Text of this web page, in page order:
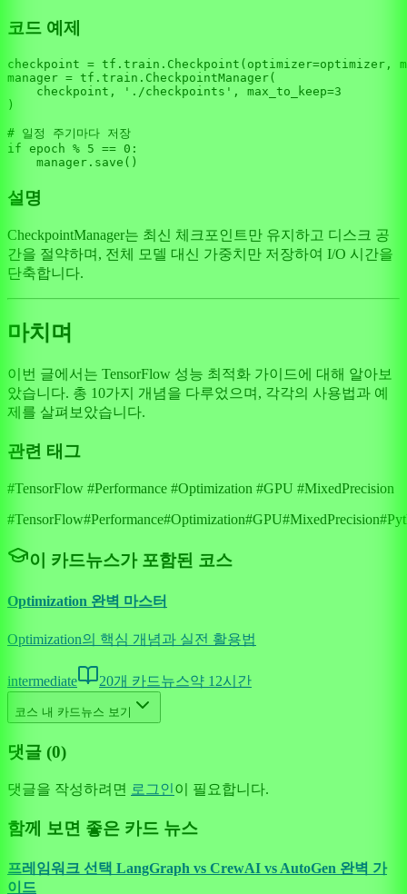
코드 예제
checkpoint = tf.train.Checkpoint(optimizer=optimizer,
manager = tf.train.CheckpointManager(
    checkpoint,
'./checkpoints' , max_to_keep=3
)
# 일정 주기마다 저장
if epoch % 5 == 0 :
설명
CheckpointManager는 최신 체크포인트만 유지하고 디스크 공
간을 절약하며, 전체 모델 대신 가중치만 저장하여 I/O 시간을
단축합니다.
마치며
이번 글에서는 TensorFlow 성능 최적화 가이드에 대해 알아보
았습니다. 총 10가지 개념을 다루었으며, 각각의 사용법과 예
제를 살펴보았습니다.
관련 태그
#TensorFlow #Performance #Optimization #GPU #MixedPrecision
#TensorFlow#Performance#Optimization#GPU#MixedPrecision#
이 카드뉴스가 포함된 코스
Optimization 완벽 마스터
Optimization의 핵심 개념과 실전 활용법
intermediate 20개 카드뉴스약 12시간
코스 내 카드뉴스 보기
댓글 (0)
댓글을 작성하려면 로그인 이 필요합니다.
함께 보면 좋은 카드 뉴스
프레임워크 선택 LangGraph vs CrewAI vs AutoGen 완벽 가
이드